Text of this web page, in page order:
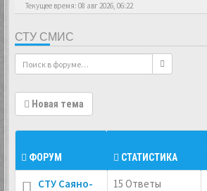
Текущее время: 08 авг 2026, 06:22
СТУ СМИС
Новая тема
ФОРУМ СТАТИСТИКА
СТУ Саяно-
15 Ответы